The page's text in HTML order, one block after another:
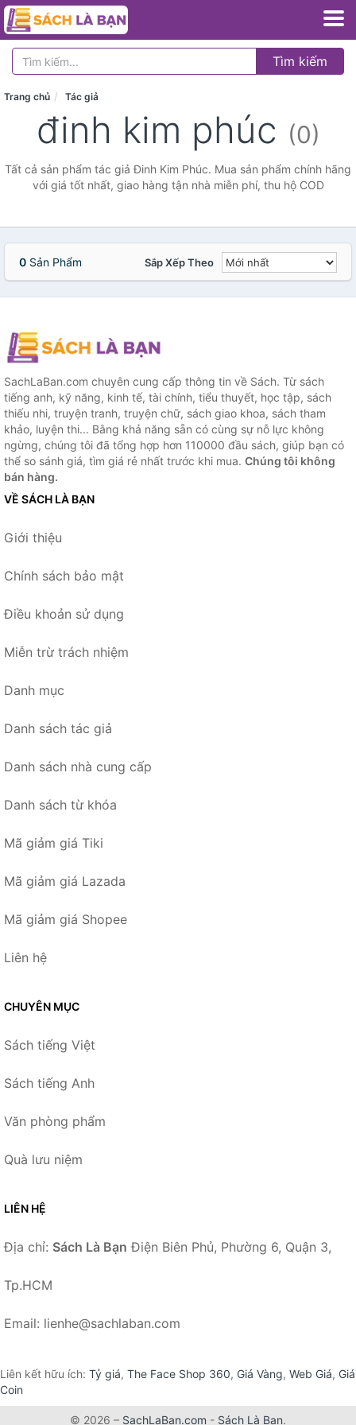
Tìm kiếm
Trang chủ Tác giả
đinh kim phúc (0)
Tất cả sản phẩm tác giả Đinh Kim Phúc. Mua sản phẩm chính hãng
với giá tốt nhất, giao hàng tận nhà miễn phí, thu hộ COD
0 Sản Phẩm Sắp Xếp Theo
SachLaBan.com chuyên cung cấp thông tin về Sách. Từ sách
tiếng anh, kỹ năng, kinh tế, tài chính, tiểu thuyết, học tập, sách
thiếu nhi, truyện tranh, truyện chữ, sách giao khoa, sách tham
khảo, luyện thi... Bằng khả năng sẵn có cùng sự nỗ lực không
ngừng, chúng tôi đã tổng hợp hơn 110000 đầu sách, giúp bạn có
thể so sánh giá, tìm giá rẻ nhất trước khi mua. Chúng tôi không
bán hàng.
VỀ SÁCH LÀ BẠN
Giới thiệu
Chính sách bảo mật
Điều khoản sử dụng
Miễn trừ trách nhiệm
Danh mục
Danh sách tác giả
Danh sách nhà cung cấp
Danh sách từ khóa
Mã giảm giá Tiki
Mã giảm giá Lazada
Mã giảm giá Shopee
Liên hệ
CHUYÊN MỤC
Sách tiếng Việt
Sách tiếng Anh
Văn phòng phẩm
Quà lưu niệm
LIÊN HỆ
Địa chỉ: Sách Là Bạn Điện Biên Phủ, Phường 6, Quận 3,
Tp.HCM
Email: lienhe@sachlaban.com
Liên kết hữu ích: Tỷ giá, The Face Shop 360, Giá Vàng, Web Giá, Giá
Coin
© 2026 – SachLaBan.com - Sách Là Bạn.